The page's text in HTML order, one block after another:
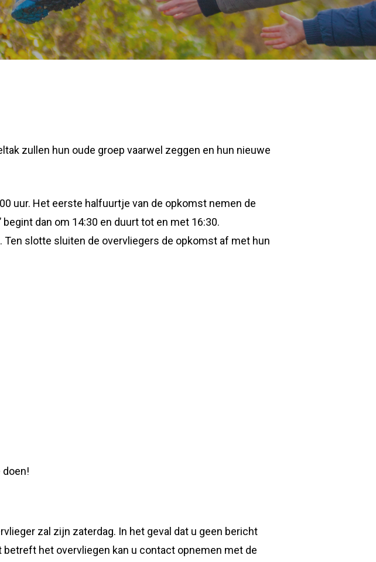
zullen hun oude groep vaarwel zeggen en hun nieuwe
uur. Het eerste halfuurtje van de opkomst nemen de
dan om 14:30 en duurt tot en met 16:30.
slotte sluiten de overvliegers de opkomst af met hun
doen!
zal zijn zaterdag. In het geval dat u geen bericht
het overvliegen kan u contact opnemen met de